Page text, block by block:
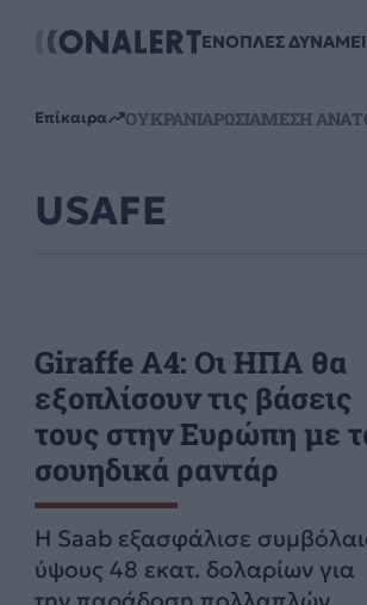
ΕΝΟΠΛΕΣ
Επίκαιρα ΟΥΚΡΑΝΙΑΡΩΣΙΑΜΕΣΗ
USAFE
Giraffe A4: Οι ΗΠΑ θα
εξοπλίσουν τις βάσεις
τους στην Ευρώπη με
σουηδικά ραντάρ
Η Saab εξασφάλισε
ύψους 48 εκατ. δολαρίων για